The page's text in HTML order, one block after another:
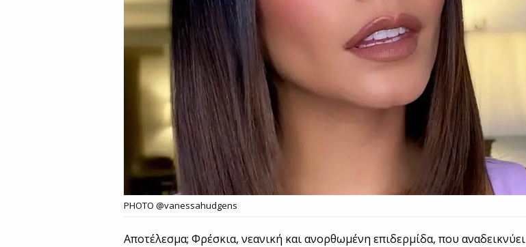
PHOTO @vanessahudgens
Αποτέλεσμα; Φρέσκια, νεανική και ανορθωμένη επιδερμίδα, που αναδεικνύει